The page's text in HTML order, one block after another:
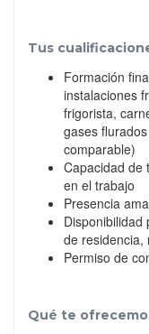
Tus
Formación
instalaciones
frigorista,
gases
comparable)
Capacidad de
en el trabajo
Presencia
Disponibilidad
de residencia,
Permiso de
Qué te